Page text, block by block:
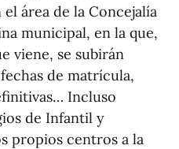
área de la Concejalía
municipal, en la que,
viene, se subirán
de matrícula,
Incluso
de Infantil y
propios centros a la